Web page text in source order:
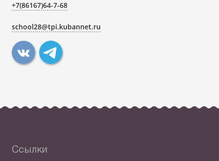
+7(86167)64-7-68
school28@tpi.kubannet.ru
Ссылки